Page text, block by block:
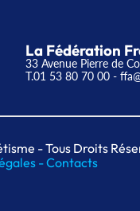
La Fédération
33 Avenue Pierre de
T.01 53 80 70 00 -
- Tous Droits
-Contacts